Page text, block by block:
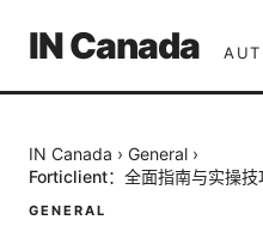
IN Canada
IN Canada › General ›
Forticlient：全面指南与实操
GENERAL